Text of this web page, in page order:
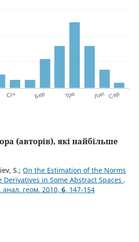
(авторів), які найбільше
S.; On the Estimation of the Norms
in Some Abstract Spaces .
геом. 2010, 6, 147-154